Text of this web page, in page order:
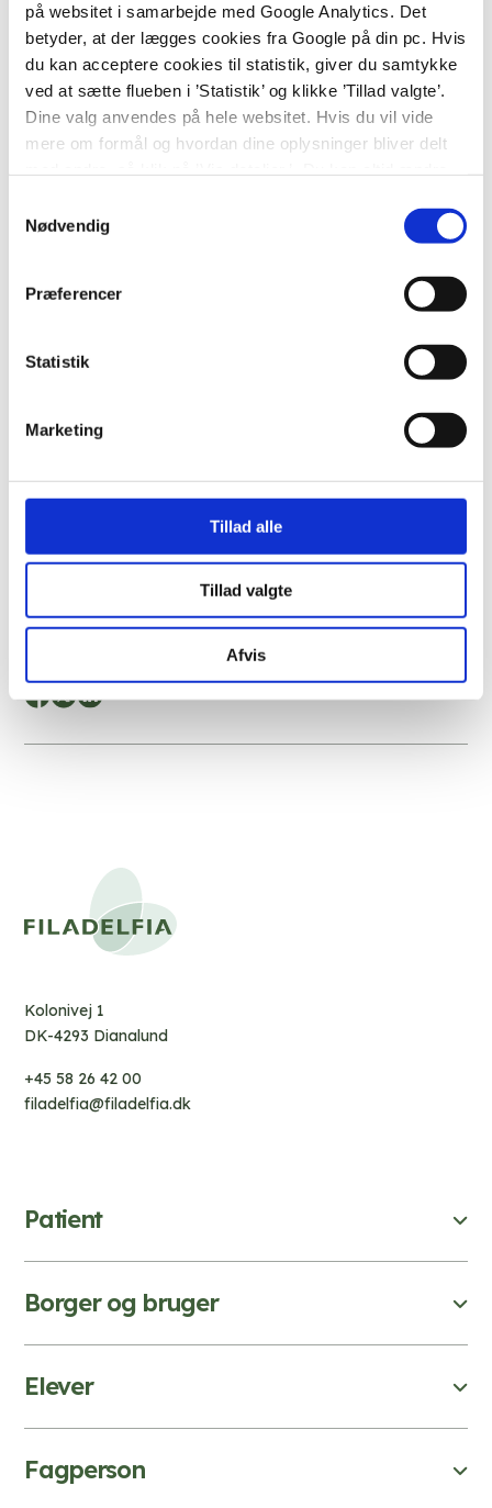
på websitet i samarbejde med Google Analytics. Det
betyder, at der lægges cookies fra Google på din pc. Hvis
du kan acceptere cookies til statistik, giver du samtykke
ved at sætte flueben i ’Statistik’ og klikke ’Tillad valgte’.
Dine valg anvendes på hele websitet. Hvis du vil vide
mere om formål og hvordan dine oplysninger bliver delt
i nederste venstre hjørne på websitet.
Nødvendig
Præferencer
Statistik
Marketing
Tillad alle
Tillad valgte
Afvis
patienterne bedre livskvalitet”, siger
Anette Krøll, sygeplejerske,
Psykoterapeutisk Afsnit, Filadelfia.
Læs mere
Tillykke til ny professor
20. august, 2024
Kolonivej 1
DK-4293 Dianalund
+45 58 26 42 00
filadelfia@filadelfia.dk
Patient
Borger og bruger
Elever
Fagperson